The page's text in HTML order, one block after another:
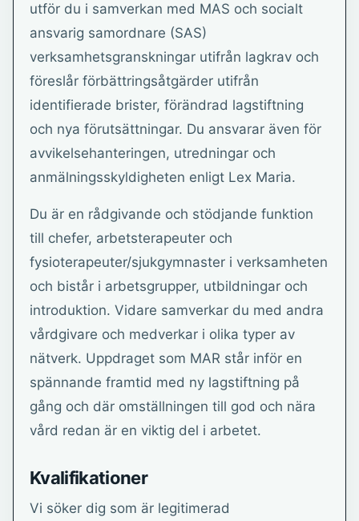
utför du i samverkan med MAS och socialt
ansvarig samordnare (SAS)
verksamhetsgranskningar utifrån lagkrav och
föreslår förbättringsåtgärder utifrån
identifierade brister, förändrad lagstiftning
och nya förutsättningar. Du ansvarar även för
avvikelsehanteringen, utredningar och
anmälningsskyldigheten enligt Lex Maria.
Du är en rådgivande och stödjande funktion
till chefer, arbetsterapeuter och
fysioterapeuter/sjukgymnaster i verksamheten
och bistår i arbetsgrupper, utbildningar och
introduktion. Vidare samverkar du med andra
vårdgivare och medverkar i olika typer av
nätverk. Uppdraget som MAR står inför en
spännande framtid med ny lagstiftning på
gång och där omställningen till god och nära
vård redan är en viktig del i arbetet.
Kvalifikationer
Vi söker dig som är legitimerad